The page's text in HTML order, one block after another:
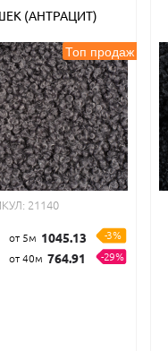
(АНТРАЦИТ)
Топ продаж
21140
от 5м 1045.13
-3%
от 40м 764.91 -29%